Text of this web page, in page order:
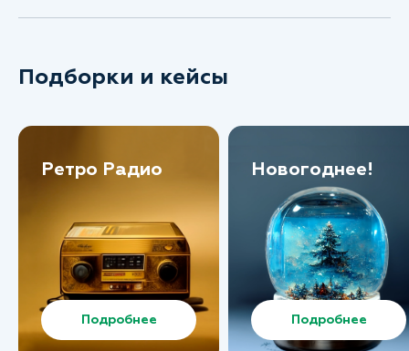
Подборки и кейсы
Ретро Радио
Подробнее
Новогоднее!
Подробнее